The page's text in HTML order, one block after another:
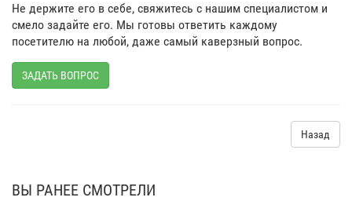
Не держите его в себе, свяжитесь с нашим специалистом и
смело задайте его. Мы готовы ответить каждому
посетителю на любой, даже самый каверзный вопрос.
ЗАДАТЬ ВОПРОС
Назад
ВЫ РАНЕЕ СМОТРЕЛИ